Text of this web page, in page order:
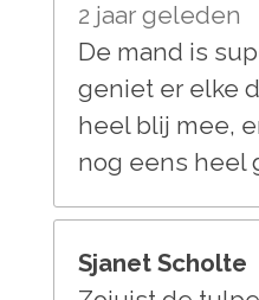
2 jaar geleden
De mand is
geniet er elke
heel blij mee,
nog eens heel
Sjanet Scholte